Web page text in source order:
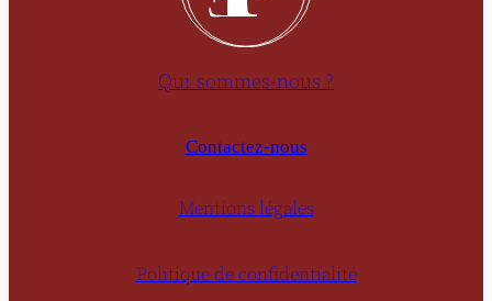
Qui sommes-nous ?
Contactez-nous
Mentions légales
Politique de confidentialité